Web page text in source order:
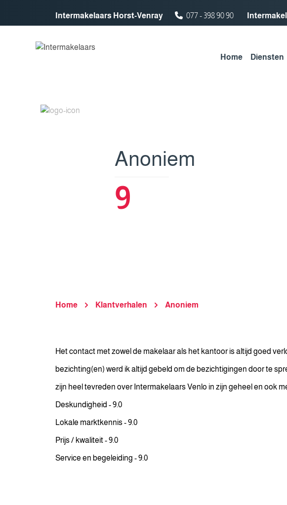
Intermakelaars Horst-Venray
077 - 398 90 90
Home Diensten
Anoniem
9
Home Klantverhalen Anoniem
Het contact met zowel de makelaar als het kantoor is altijd goed
bezichting(en) werd ik altijd gebeld om de bezichtigingen door te
zijn heel tevreden over Intermakelaars Venlo in zijn geheel en ook
Deskundigheid - 9.0
Lokale marktkennis - 9.0
Prijs / kwaliteit - 9.0
Service en begeleiding - 9.0